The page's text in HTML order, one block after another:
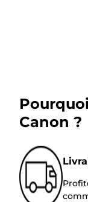
Canon ?